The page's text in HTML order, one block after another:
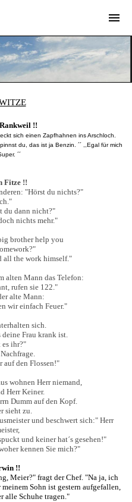
!!
sich einen Zapfhahnen ins Arschloch.
du, das ist ja Benzin. ´´ ,,Egal für mich
´´
Fitze !!
"Hörst du nichts?"
du dann nicht?"
nichts mehr."
brother help you
all the work himself."
alten Mann das Telefon:
rufen sie 122."
alte Mann:
wir einfach Feuer."
sich.
deine Frau krank ist.
es ihr?"
auf den Flossen!"
wohnen Herr niemand,
Herr Keiner.
Dumm auf den Kopf.
sieht zu.
und beschwert sich:" Herr
und keiner hat´s gesehen!"
kennen Sie mich?"
!!
Meier?" fragt der Chef. "Na ja, ich
Sohn ist gestern aufgefallen,
alle Schuhe tragen."